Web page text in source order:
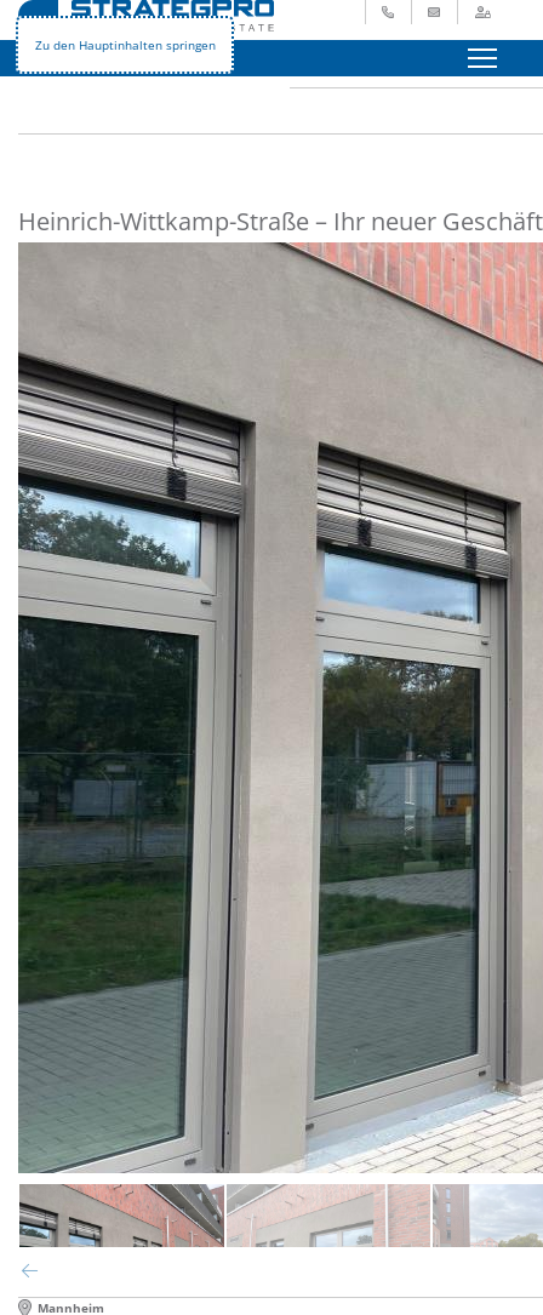
Zu den Hauptinhalten springen
+49 621 729 265 - 0Login
STRATEGPRO Immobilienangebote Gewerbeimmobilien
Heinrich-Wittkamp-Straße – Ihr neuer
Mannheim